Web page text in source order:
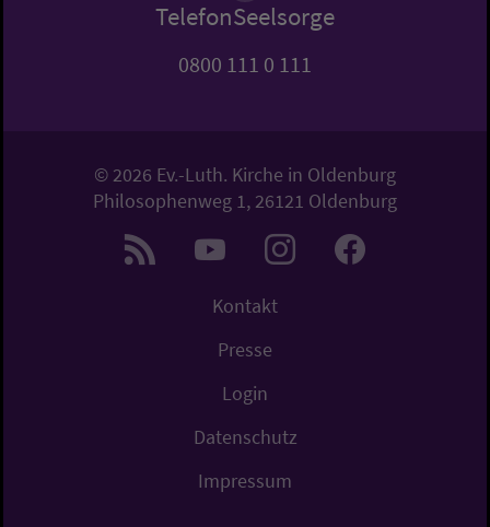
TelefonSeelsorge
0800 111 0 111
© 2026 Ev.-Luth. Kirche in Oldenburg
Philosophenweg 1, 26121 Oldenburg
Kontakt
Presse
Login
Datenschutz
Impressum